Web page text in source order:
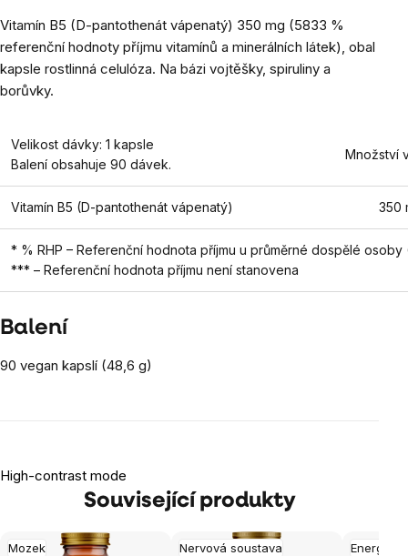
Vitamín B5 (D-pantothenát vápenatý) 350 mg (5833 %
referenční hodnoty příjmu vitamínů a minerálních látek), obal
kapsle rostlinná celulóza. Na bázi vojtěšky, spiruliny a
borůvky.
Velikost dávky: 1 kapsle
Balení obsahuje 90 dávek.
Množství
Vitamín B5 (D-pantothenát vápenatý) 350
* % RHP – Referenční hodnota příjmu u průměrné dospělé
*** – Referenční hodnota příjmu není stanovena
Balení
90 vegan kapslí (48,6 g)
High-contrast mode
Související produkty
Mozek
Nervová soustava
Energie